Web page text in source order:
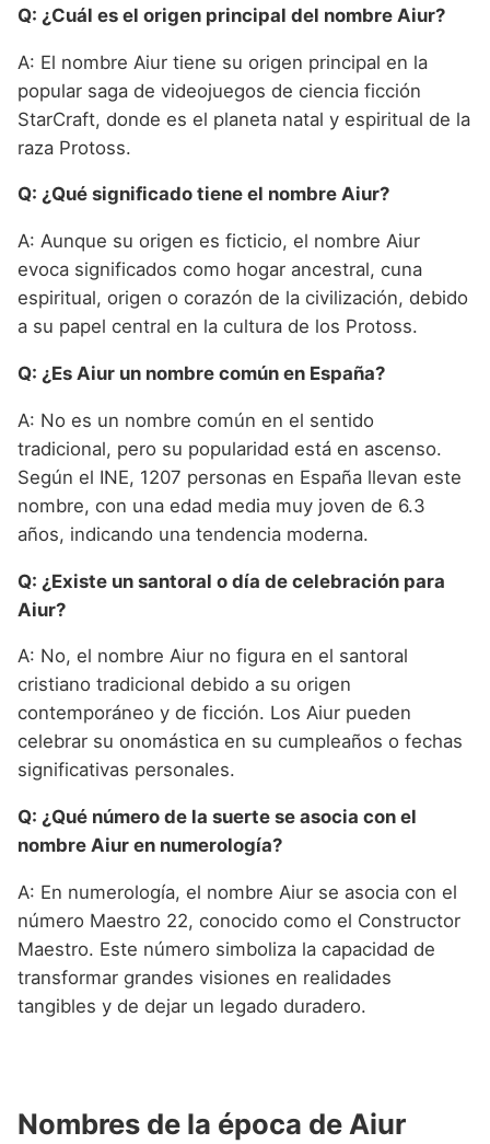
Q: ¿Cuál es el origen principal del nombre Aiur?
A: El nombre Aiur tiene su origen principal en la
popular saga de videojuegos de ciencia ficción
StarCraft, donde es el planeta natal y espiritual de la
raza Protoss.
Q: ¿Qué significado tiene el nombre Aiur?
A: Aunque su origen es ficticio, el nombre Aiur
evoca significados como hogar ancestral, cuna
espiritual, origen o corazón de la civilización, debido
a su papel central en la cultura de los Protoss.
Q: ¿Es Aiur un nombre común en España?
A: No es un nombre común en el sentido
tradicional, pero su popularidad está en ascenso.
Según el INE, 1207 personas en España llevan este
nombre, con una edad media muy joven de 6.3
años, indicando una tendencia moderna.
Q: ¿Existe un santoral o día de celebración para
Aiur?
A: No, el nombre Aiur no figura en el santoral
cristiano tradicional debido a su origen
contemporáneo y de ficción. Los Aiur pueden
celebrar su onomástica en su cumpleaños o fechas
significativas personales.
Q: ¿Qué número de la suerte se asocia con el
nombre Aiur en numerología?
A: En numerología, el nombre Aiur se asocia con el
número Maestro 22, conocido como el Constructor
Maestro. Este número simboliza la capacidad de
transformar grandes visiones en realidades
tangibles y de dejar un legado duradero.
Nombres de la época de Aiur